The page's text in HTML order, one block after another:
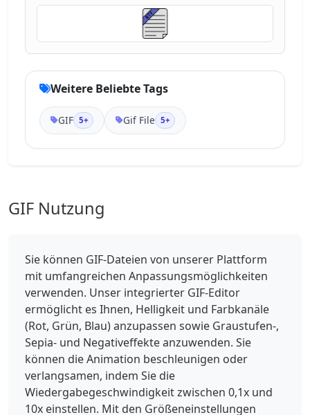
Weitere Beliebte Tags
GIF 5+ Gif File 5+
GIF Nutzung
Sie können GIF-Dateien von unserer Plattform
mit umfangreichen Anpassungsmöglichkeiten
verwenden. Unser integrierter GIF-Editor
ermöglicht es Ihnen, Helligkeit und Farbkanäle
(Rot, Grün, Blau) anzupassen sowie Graustufen-,
Sepia- und Negativeffekte anzuwenden. Sie
können die Animation beschleunigen oder
verlangsamen, indem Sie die
Wiedergabegeschwindigkeit zwischen 0,1x und
10x einstellen. Mit den Größeneinstellungen